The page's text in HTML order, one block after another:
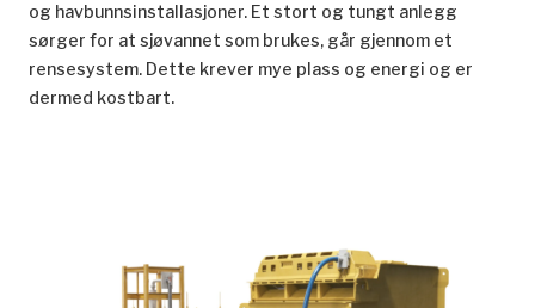
og havbunnsinstallasjoner. Et stort og tungt anlegg
sørger for at sjøvannet som brukes, går gjennom et
rensesystem. Dette krever mye plass og energi og er
dermed kostbart.